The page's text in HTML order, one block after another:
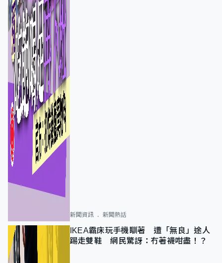
新聞資訊 新聞熱話
IKEA霸床玩手機瞓著 遭「無良」途人
踢走雙鞋 網民驚訝：冇著襪咁盡！？